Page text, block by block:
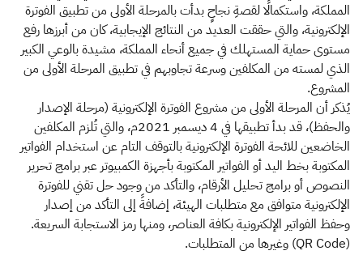
المملكة، واستكمالًا لقصةِ نجاحٍ بدأت بالمرحلة الأولى من تطبيق الفوترة
الإلكترونية، والتي حققت العديد من النتائج الإيجابية، كان من أبرزها رفع
مستوى حماية المستهلك في جميع أنحاء المملكة، مشيدة بالوعي الكبير
الذي لمسته من المكلفين وسرعة تجاوبهم في تطبيق المرحلة الأولى من
المشروع.
يُذكر أن المرحلة الأولى من مشروع الفوترة الإلكترونية (مرحلة الإصدار
والحفظ)، قد بدأ تطبيقها في 4 ديسمبر 2021م، والتي تُلزم المكلفين
الخاضعين للائحة الفوترة الإلكترونية بالتوقف التام عن استخدام الفواتير
المكتوبة بخط اليد أو الفواتير المكتوبة بأجهزة الكمبيوتر عبر برامج تحرير
النصوص أو برامج تحليل الأرقام، والتأكد من وجود حل تقني للفوترة
الإلكترونية متوافق مع متطلبات الهيئة، إضافةً إلى التأكد من إصدار
وحفظ الفواتير الإلكترونية بكافة العناصر، ومنها رمز الاستجابة السريعة.
(QR Code) وغيرها من المتطلبات.